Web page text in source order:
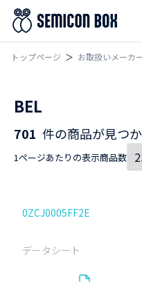
トップページ お取扱いメーカ
BEL
701 件の商品が見つ
1ページあたりの表示商品数
0ZCJ0005FF2E